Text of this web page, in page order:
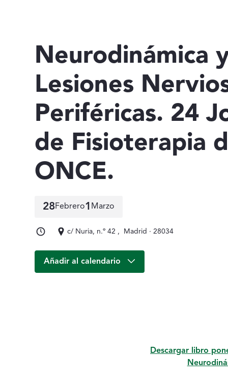
Neurodinámica
Lesiones
Periféricas. 24
de Fisioterapia
ONCE.
28 de febrero a 1 de marzo
28Febrero1 Marzo
c/ Nuria, n.º 42 , Madrid · 28034
Añadir al calendario
Descargar libro